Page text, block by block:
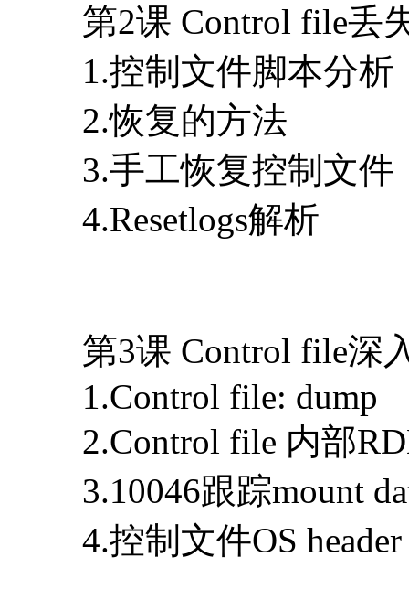
第2课 Control file丢
1.控制文件脚本分析
2.恢复的方法
3.手工恢复控制文件
4.Resetlogs解析
第3课 Control file深
1.Control file: dump
2.Control file 内部
3.10046跟踪mount
4.控制文件OS